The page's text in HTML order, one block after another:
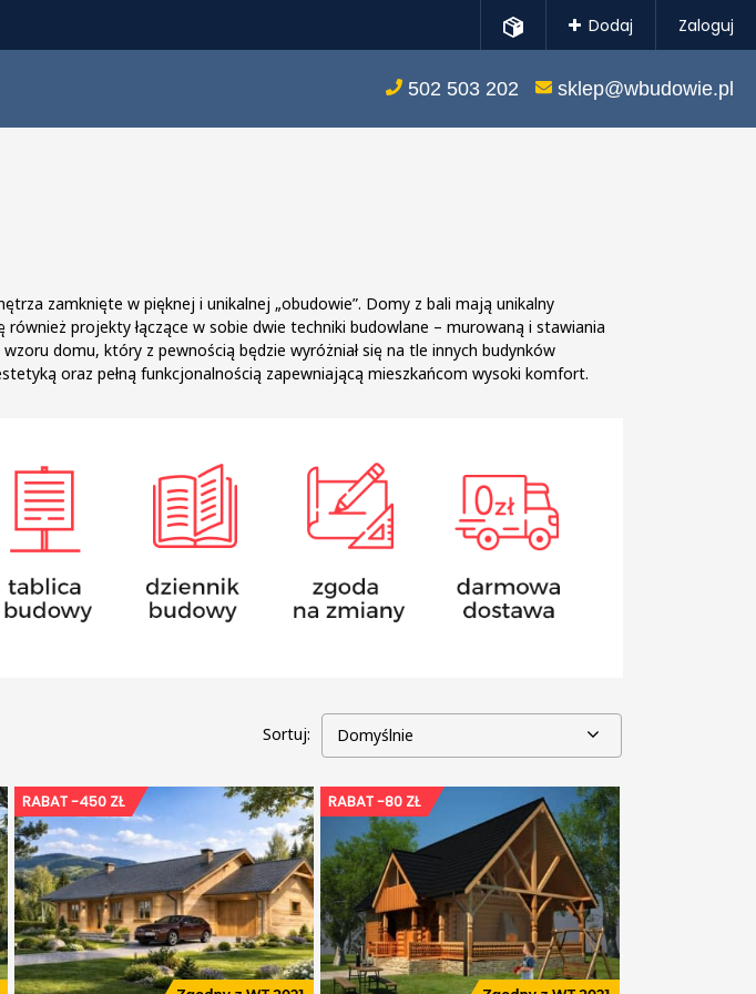
Dodaj Zaloguj
502 503 202 sklep@wbudowie.pl
zamknięte w pięknej i unikalnej „obudowie”. Domy z bali mają unikalny
projekty łączące w sobie dwie techniki budowlane – murowaną i stawiania
domu, który z pewnością będzie wyróżniał się na tle innych budynków
oraz pełną funkcjonalnością zapewniającą mieszkańcom wysoki komfort.
Sortuj: Domyślnie
RABAT -450 ZŁ RABAT -80 ZŁ